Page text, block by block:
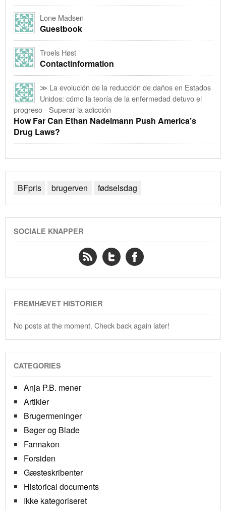
Lone Madsen
Guestbook
Troels Høst
Contactinformation
≫ La evolución de la reducción de daños en Estados
Unidos: cómo la teoría de la enfermedad detuvo el
progreso - Superar la adicción
How Far Can Ethan Nadelmann Push America’s
Drug Laws?
BFpris brugerven fødselsdag
SOCIALE KNAPPER
FREMHÆVET HISTORIER
No posts at the moment. Check back again later!
CATEGORIES
Anja P.B. mener
Artikler
Brugermeninger
Bøger og Blade
Farmakon
Forsiden
Gæsteskribenter
Historical documents
Ikke kategoriseret